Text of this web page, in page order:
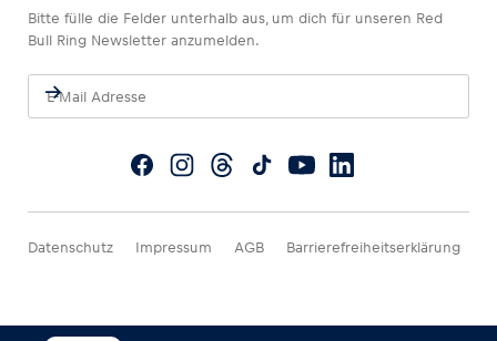
Bitte fülle die Felder unterhalb aus, um dich für unseren Red
Bull Ring Newsletter anzumelden.
Datenschutz Impressum AGB Barrierefreiheitserklärung